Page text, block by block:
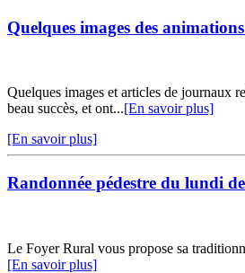
Quelques images des
Quelques images et articles de journaux
beau succès, et ont...[En savoir plus]
[En savoir plus]
Randonnée pédestre du lundi
Le Foyer Rural vous propose sa
[En savoir plus]